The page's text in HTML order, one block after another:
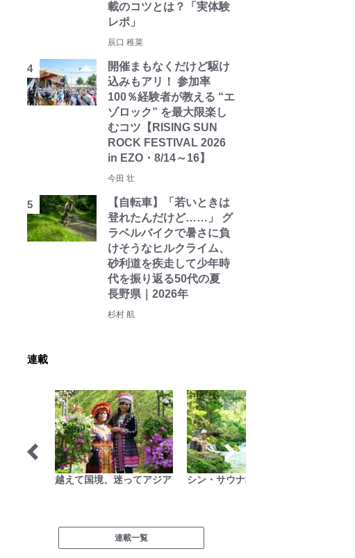
載のコツとは？「実体験
レポ」
辰口 稚菜
開催まもなくだけど駆け
込みもアリ！ 参加率
100％経験者が教える “エ
ゾロック” を最大限楽し
むコツ【RISING SUN
ROCK FESTIVAL 2026
in EZO・8/14～16】
今田 壮
【自転車】「若いときは
登れたんだけど……」 グ
ラベルバイクで暑さに負
けそうなヒルクライム、
砂利道を疾走して少年時
代を振り返る50代の夏
長野県｜2026年
杉村 航
連載
越えて国境、迷ってアジア シン・サウナ村建設記
連載一覧